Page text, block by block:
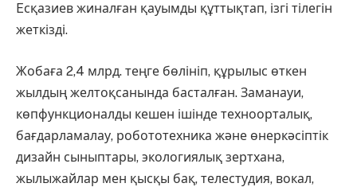
Eсқазиев жиналған қауымды құттықтап, ізгі тілегін
жеткізді.
Жобаға 2,4 млрд. теңге бөлініп, құрылыс өткен
жылдың желтоқсанында басталған. Заманауи,
көпфункционалды кешен ішінде техноорталық,
бағдарламалау, робототехника және өнеркәсіптік
дизайн сыныптары, экологиялық зертхана,
жылыжайлар мен қысқы бақ, телестудия, вокал,